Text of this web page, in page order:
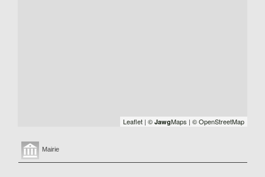
Leaflet | © JawgMaps | © OpenStreetMap
Mairie